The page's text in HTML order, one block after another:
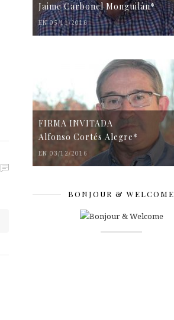
Jaime Carbonel Monguilán*
EN 05/11/2016
FIRMA INVITADA
Alfonso Cortés Alegre*
EN 03/12/2016
BONJOUR & WELCOME